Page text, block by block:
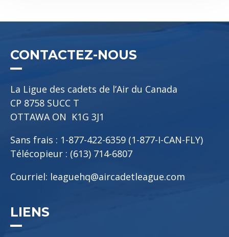
CONTACTEZ-NOUS
La Ligue des cadets de l’Air du Canada
CP 8758 SUCC T
OTTAWA ON K1G 3J1
Sans frais : 1-877-422-6359 (1-877-I-CAN-FLY)
Télécopieur : (613) 714-6807
Courriel: leaguehq@aircadetleague.com
LIENS